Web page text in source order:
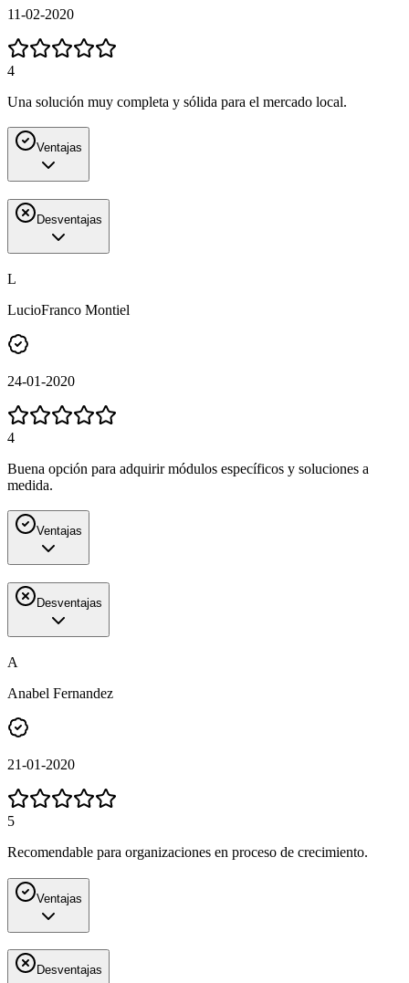
11-02-2020
4
Una solución muy completa y sólida para el mercado local.
Ventajas
Desventajas
L
LucioFranco Montiel
24-01-2020
4
Buena opción para adquirir módulos específicos y soluciones a
medida.
Ventajas
Desventajas
A
Anabel Fernandez
21-01-2020
5
Recomendable para organizaciones en proceso de crecimiento.
Ventajas
Desventajas